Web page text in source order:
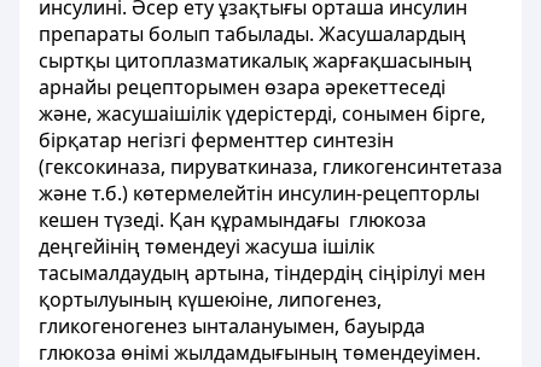
инсулині. Әсер ету ұзақтығы орташа инсулин
препараты болып табылады. Жасушалардың
сыртқы цитоплазматикалық жарғақшасының
арнайы рецепторымен өзара әрекеттеседі
және, жасушаішілік үдерістерді, сонымен бірге,
бірқатар негізгі ферменттер синтезін
(гексокиназа, пируваткиназа, гликогенсинтетаза
және т.б.) көтермелейтін инсулин-рецепторлы
кешен түзеді. Қан құрамындағы глюкоза
деңгейінің төмендеуі жасуша ішілік
тасымалдаудың артына, тіндердің сіңірілуі мен
қортылуының күшеюіне, липогенез,
гликогеногенез ынталануымен, бауырда
глюкоза өнімі жылдамдығының төмендеуімен.